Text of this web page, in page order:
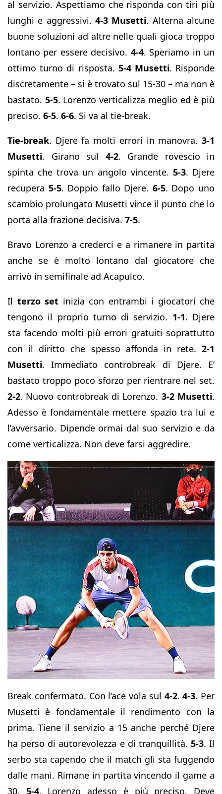
al servizio. Aspettiamo che risponda con tiri più
lunghi e aggressivi. 4-3 Musetti. Alterna alcune
buone soluzioni ad altre nelle quali gioca troppo
lontano per essere decisivo. 4-4. Speriamo in un
ottimo turno di risposta. 5-4 Musetti. Risponde
discretamente – si è trovato sul 15-30 – ma non è
bastato. 5-5. Lorenzo verticalizza meglio ed è più
preciso. 6-5. 6-6. Si va al tie-break.
Tie-break. Djere fa molti errori in manovra. 3-1
Musetti. Girano sul 4-2. Grande rovescio in
spinta che trova un angolo vincente. 5-3. Djere
recupera 5-5. Doppio fallo Djere. 6-5. Dopo uno
scambio prolungato Musetti vince il punto che lo
porta alla frazione decisiva. 7-5.
Bravo Lorenzo a crederci e a rimanere in partita
anche se è molto lontano dal giocatore che
arrivò in semifinale ad Acapulco.
Il terzo set inizia con entrambi i giocatori che
tengono il proprio turno di servizio. 1-1. Djere
sta facendo molti più errori gratuiti soprattutto
con il diritto che spesso affonda in rete. 2-1
Musetti. Immediato controbreak di Djere. E’
bastato troppo poco sforzo per rientrare nel set.
2-2. Nuovo controbreak di Lorenzo. 3-2 Musetti.
Adesso è fondamentale mettere spazio tra lui e
l’avversario. Dipende ormai dal suo servizio e da
come verticalizza. Non deve farsi aggredire.
Break confermato. Con l’ace vola sul 4-2.4-3. Per
Musetti è fondamentale il rendimento con la
prima. Tiene il servizio a 15 anche perché Djere
ha perso di autorevolezza e di tranquillità. 5-3. Il
serbo sta capendo che il match gli sta fuggendo
dalle mani. Rimane in partita vincendo il game a
30. 5-4. Lorenzo adesso è più preciso. Deve